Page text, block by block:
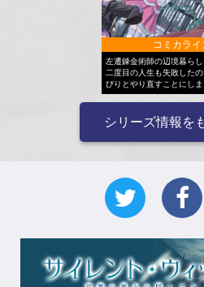
コミカライ
左遷錬金術師の辺境暮ら
二度目の人生も失敗した
びりとやり直すことにしま
シリーズ情報を